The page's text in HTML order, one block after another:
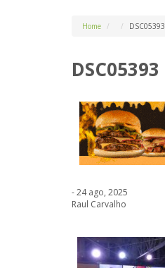
Home DSC05393
DSC05393
- 24 ago, 2025
Raul Carvalho